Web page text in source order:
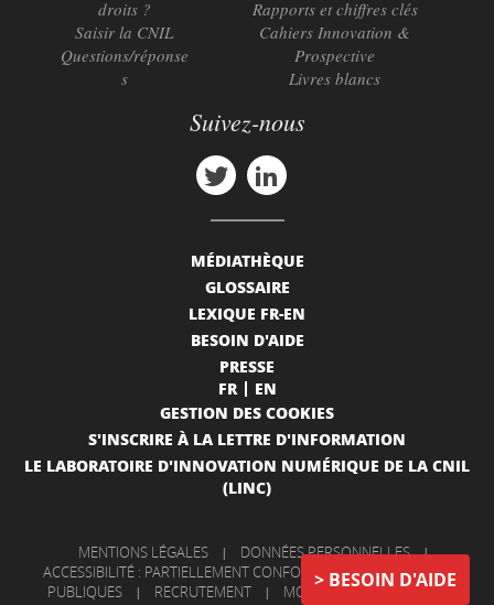
BESOIN D'AIDE
droits ?
Saisir la CNIL
Questions/réponse
s
Rapports et chiffres clés
Cahiers Innovation &
Prospective
Livres blancs
Suivez-nous
MÉDIATHÈQUE
GLOSSAIRE
LEXIQUE FR-EN
BESOIN D'AIDE
PRESSE
FR
EN
GESTION DES COOKIES
S'INSCRIRE À LA LETTRE D'INFORMATION
LE LABORATOIRE D'INNOVATION NUMÉRIQUE DE LA CNIL
(LINC)
MENTIONS LÉGALES | DONNÉES PERSONNELLES |
ACCESSIBILITÉ : PARTIELLEMENT CONFORME
|
INFORMATIONS
PUBLIQUES
| RECRUTEMENT | MON COMPTE |
NOUS